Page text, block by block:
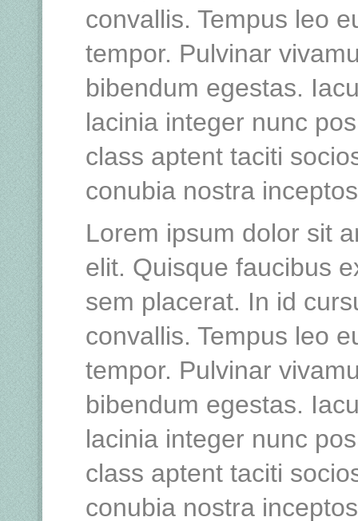
convallis. Tempus leo
tempor. Pulvinar
bibendum egestas.
lacinia integer nunc
class aptent taciti
conubia nostra
Lorem ipsum dolor sit
elit. Quisque faucibus
sem placerat. In id
convallis. Tempus leo
tempor. Pulvinar
bibendum egestas.
lacinia integer nunc
class aptent taciti
conubia nostra